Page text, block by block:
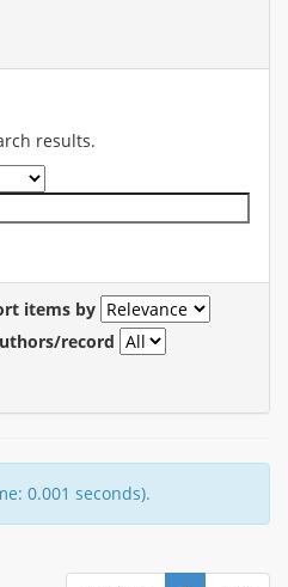
results.
items by
record
0.001 seconds).